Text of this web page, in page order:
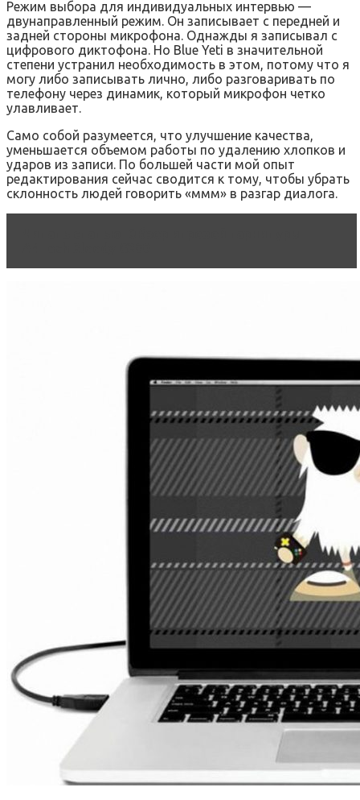
Режим выбора для индивидуальных интервью —
двунаправленный режим. Он записывает с передней и
задней стороны микрофона. Однажды я записывал с
цифрового диктофона. Но Blue Yeti в значительной
степени устранил необходимость в этом, потому что я
могу либо записывать лично, либо разговаривать по
телефону через динамик, который микрофон четко
улавливает.
Само собой разумеется, что улучшение качества,
уменьшается объемом работы по удалению хлопков и
ударов из записи. По большей части мой опыт
редактирования сейчас сводится к тому, чтобы убрать
склонность людей говорить «ммм» в разгар диалога.